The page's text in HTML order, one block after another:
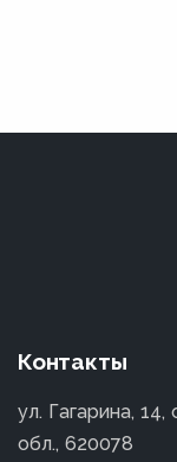
Контакты
ул. Гагарина,
обл., 620078